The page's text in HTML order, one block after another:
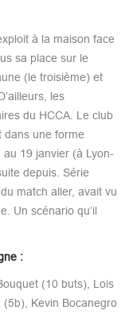
à la maison face
sa place sur le
(le troisième) et
les
du HCCA. Le club
dans une forme
19 janvier (à Lyon-
depuis. Série
match aller, avait vu
Un scénario qu’il
:
(10 buts), Lois
Kevin Bocanegro